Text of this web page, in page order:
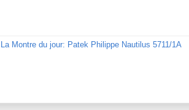
La Montre du jour: Patek Philippe Nautilus 5711/1A